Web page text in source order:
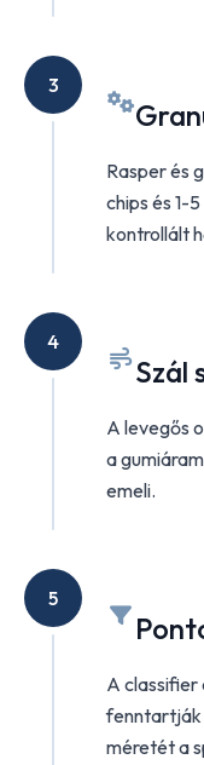
3
Rasper és
chips és 1-
kontrollált
4
Szál
A levegős
a
emeli.
5
A classifier
fenntartják
méretét a